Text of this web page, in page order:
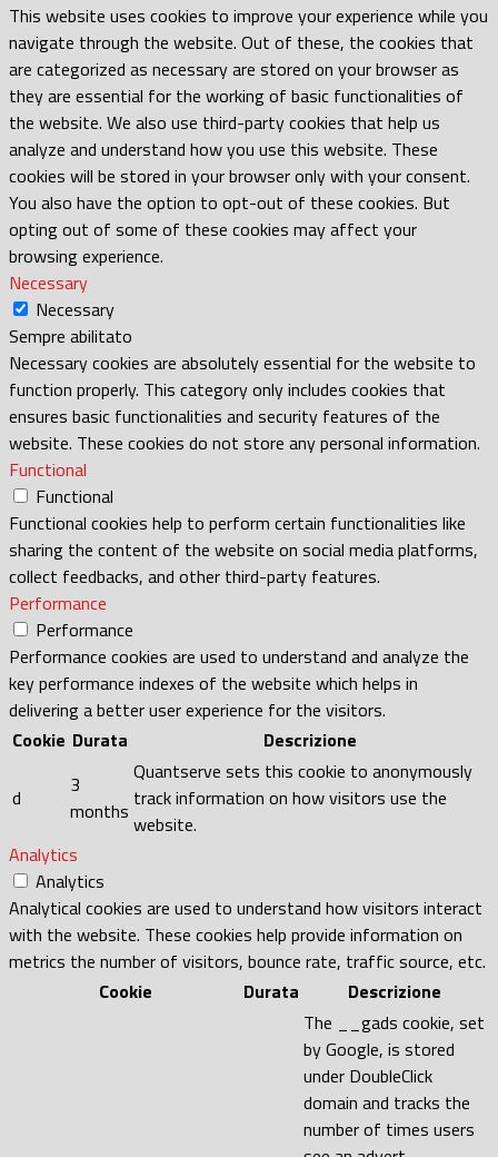
This website uses cookies to improve your experience while you
navigate through the website. Out of these, the cookies that
are categorized as necessary are stored on your browser as
they are essential for the working of basic functionalities of
the website. We also use third-party cookies that help us
analyze and understand how you use this website. These
cookies will be stored in your browser only with your consent.
You also have the option to opt-out of these cookies. But
opting out of some of these cookies may affect your
browsing experience.
Necessary
Necessary
Sempre abilitato
Necessary cookies are absolutely essential for the website to
function properly. This category only includes cookies that
ensures basic functionalities and security features of the
website. These cookies do not store any personal information.
Functional
Functional
Functional cookies help to perform certain functionalities like
sharing the content of the website on social media platforms,
collect feedbacks, and other third-party features.
Performance
Performance
Performance cookies are used to understand and analyze the
key performance indexes of the website which helps in
delivering a better user experience for the visitors.
Cookie Durata Descrizione
d
3
months
Quantserve sets this cookie to anonymously
track information on how visitors use the
website.
Analytics
Analytics
Analytical cookies are used to understand how visitors interact
with the website. These cookies help provide information on
metrics the number of visitors, bounce rate, traffic source, etc.
Cookie
Durata
Descrizione
The __gads cookie, set
by Google, is stored
under DoubleClick
domain and tracks the
number of times users